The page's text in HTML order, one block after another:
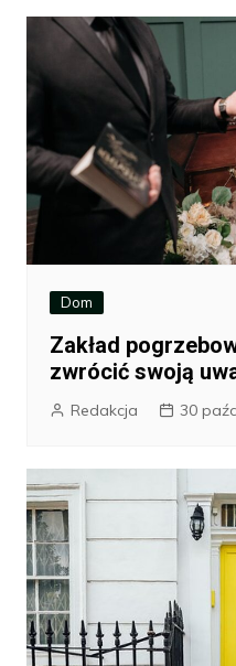
Dom
Zakład
zwrócić swoją
Redakcja 30